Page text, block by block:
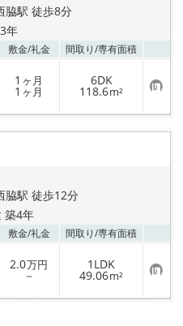
脇駅 徒歩8分
年
敷金/礼金 間取り/専有面積
1 ヶ月
1 ヶ月
6DK
118.6m² お
気
に
り
脇駅 徒歩12分
築4年
敷金/礼金 間取り/専有面積
2.0万円
－
1LDK
49.06m² お
気
に